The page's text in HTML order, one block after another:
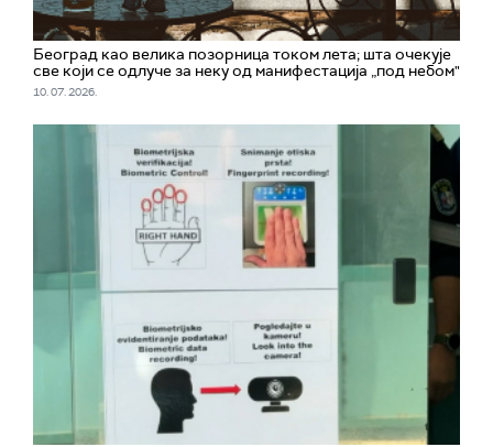
Београд као велика позорница током лета; шта очекује
све који се одлуче за неку од манифестација „под небом"
10. 07. 2026.